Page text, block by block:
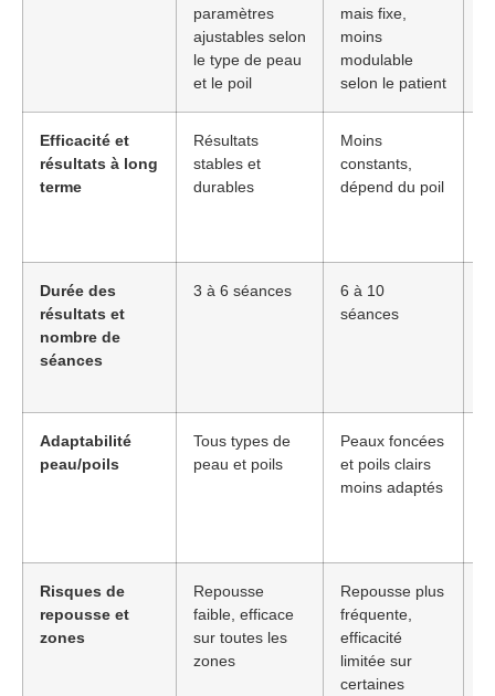
paramètres
ajustables selon
le type de peau
et le poil
mais fixe,
moins
modulable
selon le patient
Efficacité et
résultats à long
terme
Résultats
stables et
durables
Moins
constants,
dépend du poil
Durée des
résultats et
nombre de
séances
3 à 6 séances
6 à 10
séances
Adaptabilité
peau/poils
Tous types de
peau et poils
Peaux foncées
et poils clairs
moins adaptés
Risques de
repousse et
zones
Repousse
faible, efficace
sur toutes les
zones
Repousse plus
fréquente,
efficacité
limitée sur
certaines